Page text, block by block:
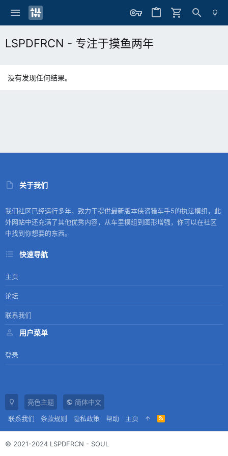
LSPDFRCN - 专注于摸鱼两年
没有发现任何结果。
关于我们
我们社区已经运行多年，致力于提供最新版本侠盗猎车手5的执法模组，此
外网站中还充满了其他优秀内容，从车里模组到图形增强，你可以在社区
中找到你想要的东西。
快速导航
主页
论坛
联系我们
用户菜单
登录
亮色主题
简体中文
联系我们
条款规则 隐私政策 帮助 主页
R
S
S
© 2021-2024 LSPDFRCN - SOUL